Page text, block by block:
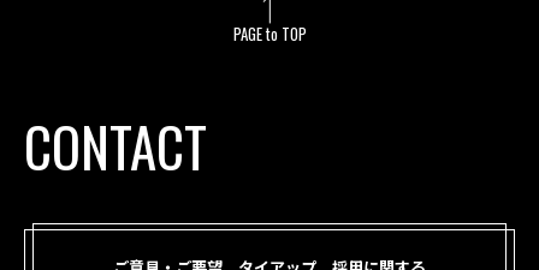
PAGE to TOP
CONTACT